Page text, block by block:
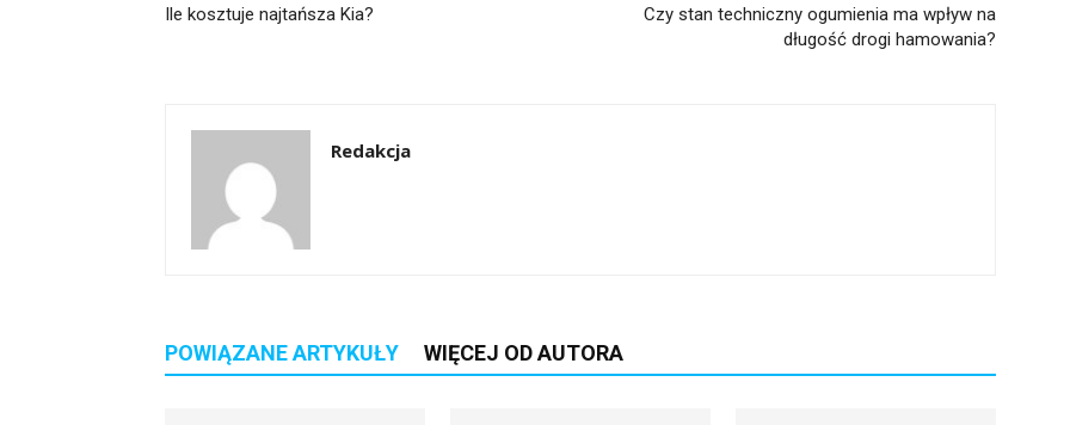
Ile kosztuje najtańsza Kia?
Czy stan techniczny ogumienia ma wpływ na
długość drogi hamowania?
Redakcja
POWIĄZANE ARTYKUŁY WIĘCEJ OD AUTORA